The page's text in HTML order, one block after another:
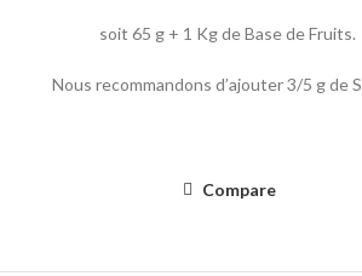
soit 65 g + 1 Kg de Base de Fruits.
Nous recommandons d’ajouter 3/5 g de
Compare